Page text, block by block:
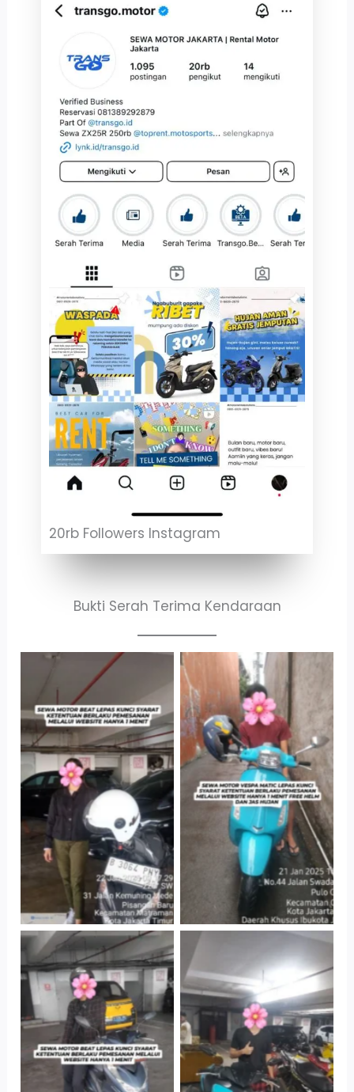
20rb Followers Instagram
Bukti Serah Terima Kendaraan
Cityplaza
Jatinegara Gedung
Parkir P6A
Antar Jemput
Kendaraan
Cityplaza
Jatinegara Gedung
Cityplaza
Jatinegara Gedung